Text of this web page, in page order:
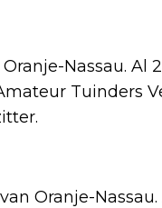
Nassau. Al
Tuinders
Oranje-